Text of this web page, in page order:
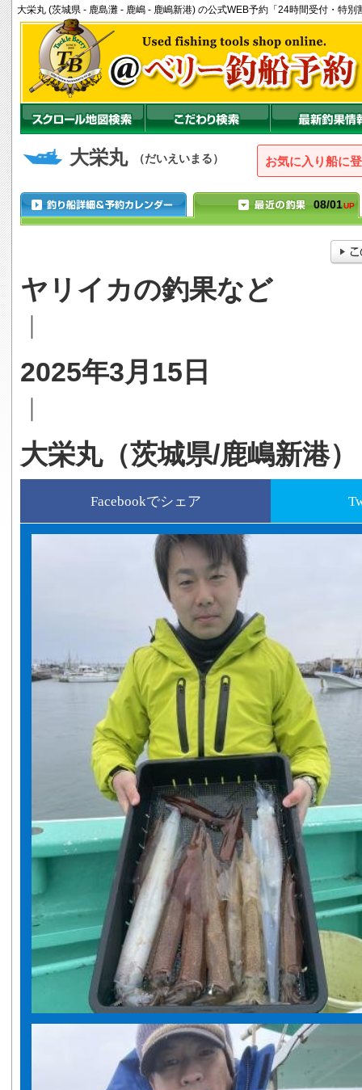
大栄丸 (茨城県 - 鹿島灘 - 鹿嶋 - 鹿嶋新港) の公式WEB予約「24時間受付・特別
大栄丸 （だいえいまる） お気に入り船に
08/01UP
ヤリイカの釣果など
｜
2025年3月15日
｜
大栄丸（茨城県/鹿嶋新港）
Facebookでシェア